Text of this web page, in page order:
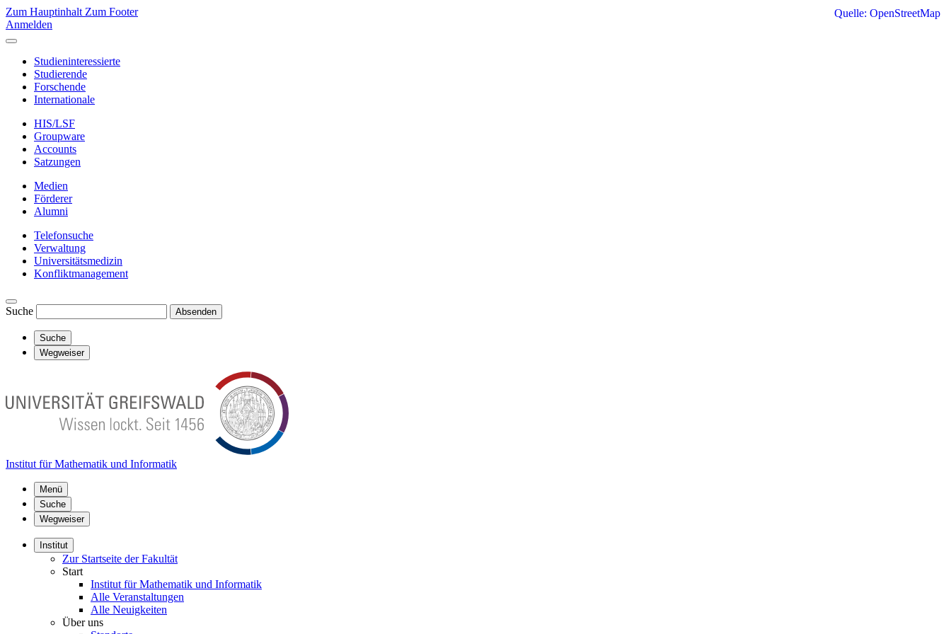
Zum Hauptinhalt Zum Footer
Anmelden
Studieninteressierte
Studierende
Forschende
Internationale
HIS/LSF
Groupware
Accounts
Satzungen
Medien
Förderer
Alumni
Telefonsuche
Verwaltung
Universitätsmedizin
Konfliktmanagement
Suche Absenden
Suche
Wegweiser
Institut für Mathematik und Informatik
Menü
Suche
Wegweiser
Institut
Zur Startseite der Fakultät
Start
Institut für Mathematik und Informatik
Alle Veranstaltungen
Alle Neuigkeiten
Über uns
Quelle: OpenStreetMap